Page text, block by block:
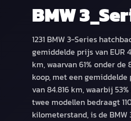
BMW
1231 BMW 3-Series
gemiddelde prijs van EUR
km, waarvan 61% onder
koop, met een gemiddelde
van 84.816 km, waarbij
twee modellen bedraagt
kilometerstand, is de